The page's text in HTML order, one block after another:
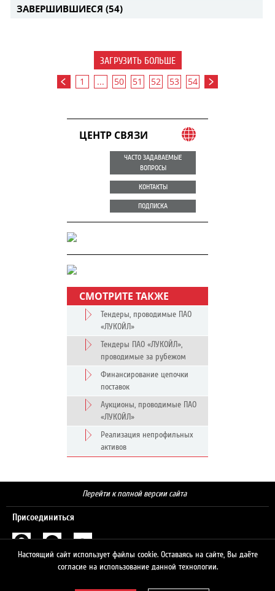
ЗАВЕРШИВШИЕСЯ (54)
ЗАГРУЗИТЬ БОЛЬШЕ
1 ... 50 51 52 53 54
ЦЕНТР СВЯЗИ
ЧАСТО ЗАДАВАЕМЫЕ
ВОПРОСЫ
КОНТАКТЫ
ПОДПИСКА
СМОТРИТЕ ТАКЖЕ
Тендеры, проводимые ПАО
«ЛУКОЙЛ»
Тендеры ПАО «ЛУКОЙЛ»,
проводимые за рубежом
Финансирование цепочки
поставок
Аукционы, проводимые ПАО
«ЛУКОЙЛ»
Реализация непрофильных
активов
Перейти к полной версии сайта
Присоединиться
Настоящий сайт использует файлы cookie. Оставаясь на сайте, Вы даёте
согласие на использование данной технологии.